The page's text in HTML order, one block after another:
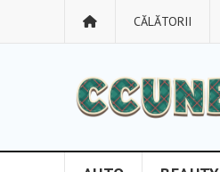
CĂLĂTORII